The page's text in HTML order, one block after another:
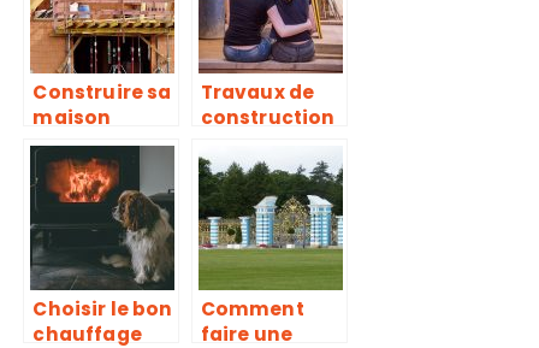
Construire sa
maison
Travaux de
construction
rénovation, à
quelle
période se
lancer?
Choisir le bon
chauffage
Comment
faire une